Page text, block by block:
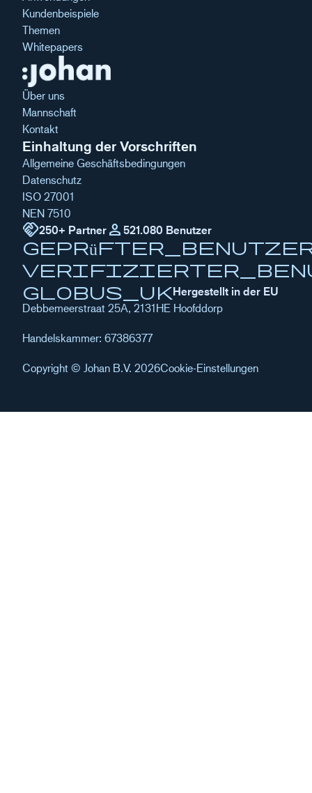
Kundenbeispiele
Themen
Whitepapers
Über uns
Mannschaft
Kontakt
Einhaltung der Vorschriften
Allgemeine Geschäftsbedingungen
Datenschutz
ISO 27001
NEN 7510
handshake250+ Partner Person 521.080 Benutzer
globus_ukHergestellt in der EU
Debbemeerstraat 25A, 2131HE Hoofddorp
Handelskammer: 67386377
Copyright © Johan B.V. 2026Cookie-Einstellungen